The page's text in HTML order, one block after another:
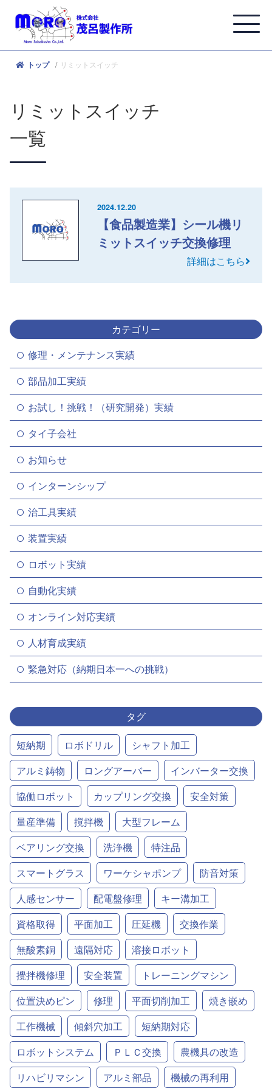
トップ リミットスイッチ
リミットスイッチ
一覧
2024.12.20
【食品製造業】シール機リ
ミットスイッチ交換修理
詳細はこちら
カテゴリー
修理・メンテナンス実績
部品加工実績
お試し！挑戦！（研究開発）実績
タイ子会社
お知らせ
インターンシップ
治工具実績
装置実績
ロボット実績
自動化実績
オンライン対応実績
人材育成実績
緊急対応（納期日本一への挑戦）
タグ
短納期 ロボドリル
シャフト加工
アルミ鋳物
ロングアーバー
インバーター交換
協働ロボット
カップリング交換
安全対策
量産準備
撹拌機
大型フレーム
ベアリング交換
洗浄機
特注品
スマートグラス
ワーケシャポンプ
防音対策
人感センサー
配電盤修理
キー溝加工
資格取得
平面加工 圧延機
交換作業
無酸素銅
遠隔対応
溶接ロボット
攪拌機修理
安全装置
トレーニングマシン
位置決めピン
修理 平面切削加工
焼き嵌め
工作機械
傾斜穴加工
短納期対応
ロボットシステム
ＰＬＣ交換
農機具の改造
リハビリマシン
アルミ部品 機械の再利用